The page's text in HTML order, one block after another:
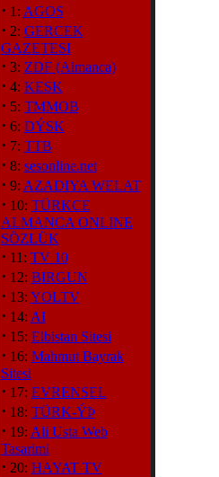
· 1: AGOS
· 2: GERCEK
GAZETESI
· 3: ZDF (Almanca)
· 4: KESK
· 5: TMMOB
· 6: DÝSK
· 7: TTB
· 8: sesonline.net
· 9: AZADIYA WELAT
· 10: TÜRKCE
ALMANCA ONLINE
SÖZLÜK
· 11: TV 10
· 12: BIRGUN
· 13: YOLTV
· 14: AI
· 15: Elbistan Sitesi
· 16: Mahmut Bayrak
Sitesi
· 17: EVRENSEL
· 18: TÜRK-ÝÞ
· 19: Ali Usta Web
Tasarimi
· 20: HAYAT TV